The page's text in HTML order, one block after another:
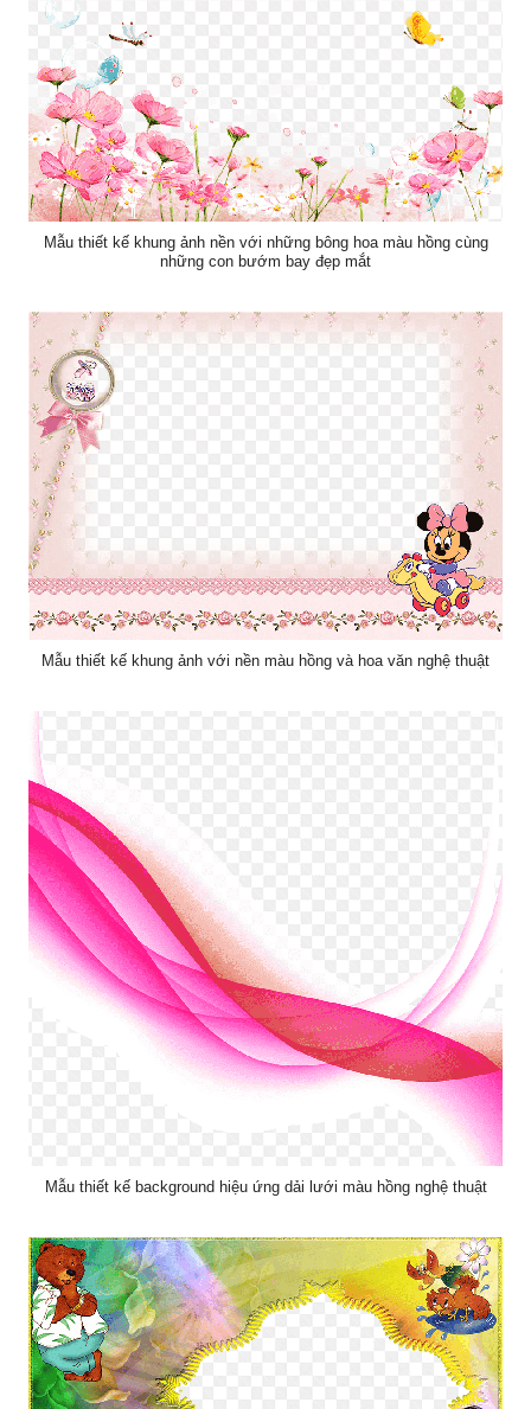
Mẫu thiết kế khung ảnh nền với những bông hoa màu hồng cùng
những con bướm bay đẹp mắt
Mẫu thiết kế khung ảnh với nền màu hồng và hoa văn nghệ thuật
Mẫu thiết kế background hiệu ứng dải lưới màu hồng nghệ thuật